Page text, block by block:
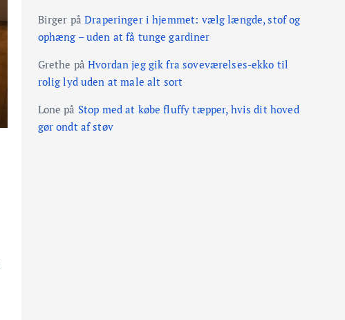
Birger påDraperinger i hjemmet: vælg længde, stof og
ophæng – uden at få tunge gardiner
Grethe påHvordan jeg gik fra soveværelses-ekko til
rolig lyd uden at male alt sort
Lone på Stop med at købe fluffy tæpper, hvis dit hoved
gør ondt af støv